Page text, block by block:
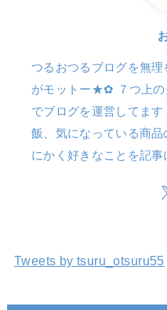
つるおつるブログを無
がモットー★✿ ７つ上の
でブログを運営してま
飯、気になっている商
にかく好きなことを記事
Tweets by tsuru_otsuru55